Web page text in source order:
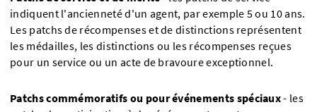
indiquent l'ancienneté d'un agent, par exemple 5 ou 10 ans.
Les patchs de récompenses et de distinctions représentent
les médailles, les distinctions ou les récompenses reçues
pour un service ou un acte de bravoure exceptionnel.
Patchs commémoratifs ou pour événements spéciaux- les